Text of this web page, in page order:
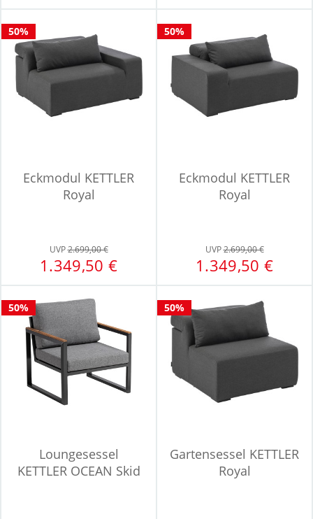
50%
Eckmodul KETTLER
Royal
UVP2.699,00 €
1.349,50 €
50%
Eckmodul KETTLER
Royal
UVP2.699,00 €
1.349,50 €
50%
Loungesessel
KETTLER OCEAN Skid
50%
Gartensessel KETTLER
Royal